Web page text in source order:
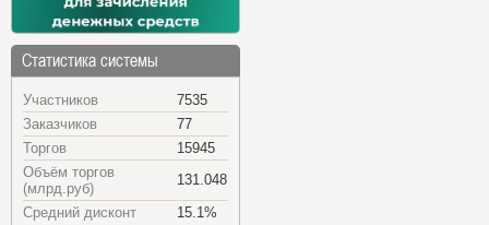
Статистика системы
Участников
7535
Заказчиков
77
Торгов
15945
Объём торгов
(млрд.руб)
131.048
Средний дисконт
15.1%